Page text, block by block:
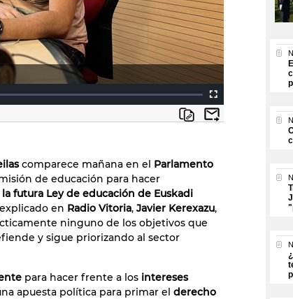
comparece mañana en el Parlamento
de educación para hacer
futura Ley de educación de Euskadi
en Radio Vitoria, Javier Kerexazu,
ninguno de los objetivos que
y sigue priorizando al sector
para hacer frente a los intereses
apuesta política para primar el derecho